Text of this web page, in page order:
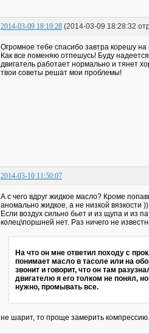
2014-03-09 18:19:28 (2014-03-09 18:28:32
Огромное тебе спасибо завтра корешу
Как все поменяю отпешусь! Буду
двигатель работает нормально и тянет
твои советы решат мои проблемы!
2014-03-10 11:50:07
А с чего вдруг жидкое масло? Кроме
аномально жидкое, а не низкой вязкости ))
Если воздух сильно бьет и из щупа и из
колец\поршней нет. Раз ничего не
На что он мне ответил походу с
понимает масло в тасоле или на
звонит и говорит, что он там
двигателю я его толком не понял,
нужно, промывать все.
не шарит, то проще замерить компрессию.